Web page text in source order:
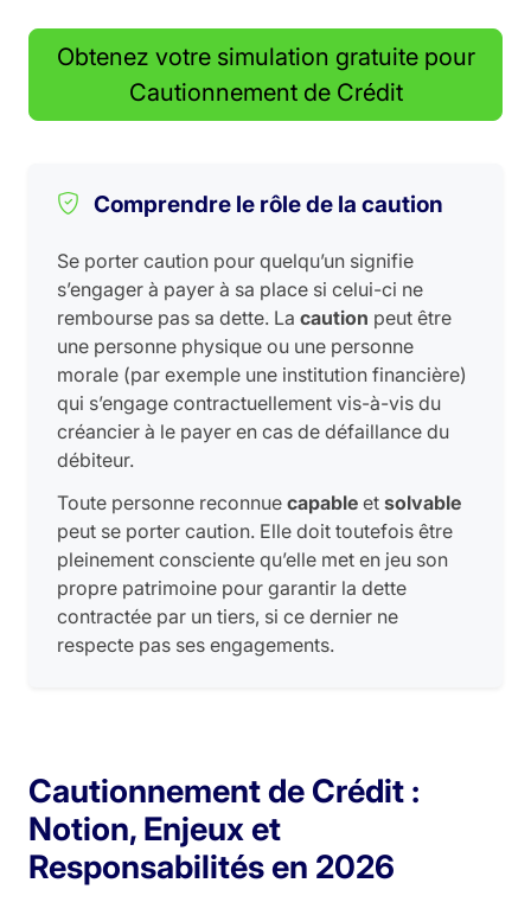
Obtenez votre simulation gratuite pour
Cautionnement de Crédit
Comprendre le rôle de la caution
Se porter caution pour quelqu’un signifie
s’engager à payer à sa place si celui-ci ne
rembourse pas sa dette. La caution peut être
une personne physique ou une personne
morale (par exemple une institution financière)
qui s’engage contractuellement vis-à-vis du
créancier à le payer en cas de défaillance du
débiteur.
Toute personne reconnue capable et solvable
peut se porter caution. Elle doit toutefois être
pleinement consciente qu’elle met en jeu son
propre patrimoine pour garantir la dette
contractée par un tiers, si ce dernier ne
respecte pas ses engagements.
Cautionnement de Crédit :
Notion, Enjeux et
Responsabilités en 2026